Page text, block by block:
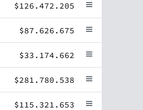
$126.472.205
$87.626.675
$33.174.662
$281.780.538
$115.321.653